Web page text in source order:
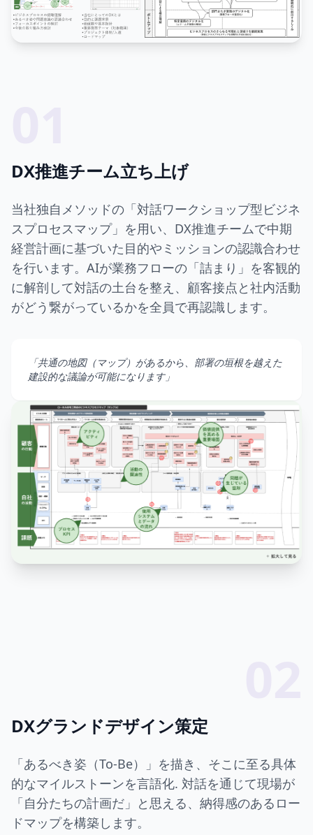
DX推進チーム立ち上げ
当社独自メソッドの「対話ワークショップ型ビジネ
スプロセスマップ」を用い、DX推進チームで中期
経営計画に基づいた目的やミッションの認識合わせ
を行います。AIが業務フローの「詰まり」を客観的
に解剖して対話の土台を整え、顧客接点と社内活動
がどう繋がっているかを全員で再認識します。
「共通の地図（マップ）があるから、部署の垣根を越えた
建設的な議論が可能になります」
DXグランドデザイン策定
「あるべき姿（To-Be）」を描き、そこに至る具体
的なマイルストーンを言語化. 対話を通じて現場が
「自分たちの計画だ」と思える、納得感のあるロー
ドマップを構築します。